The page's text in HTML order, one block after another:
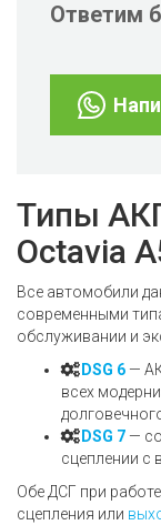
Ответим
Типы
Octavia
Все автомобили
современными
обслуживании и
DSG 6 —
всех
DSG 7 —
сцеплении с
Обе ДСГ при
сцепления или